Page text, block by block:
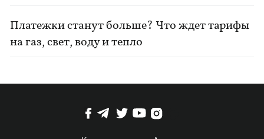
Платежки станут больше? Что ждет тарифы
на газ, свет, воду и тепло